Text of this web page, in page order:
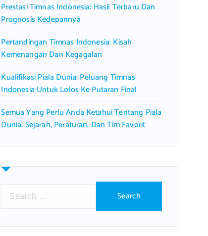
Prestasi Timnas Indonesia: Hasil Terbaru Dan
Prognosis Kedepannya
Pertandingan Timnas Indonesia: Kisah
Kemenangan Dan Kegagalan
Kualifikasi Piala Dunia: Peluang Timnas
Indonesia Untuk Lolos Ke Putaran Final
Semua Yang Perlu Anda Ketahui Tentang Piala
Dunia: Sejarah, Peraturan, Dan Tim Favorit
r